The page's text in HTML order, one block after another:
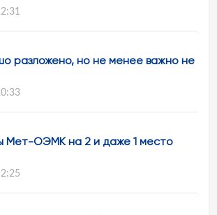
разложено, но не менее важно не
Мет-ОЭМК на 2 и даже 1 место